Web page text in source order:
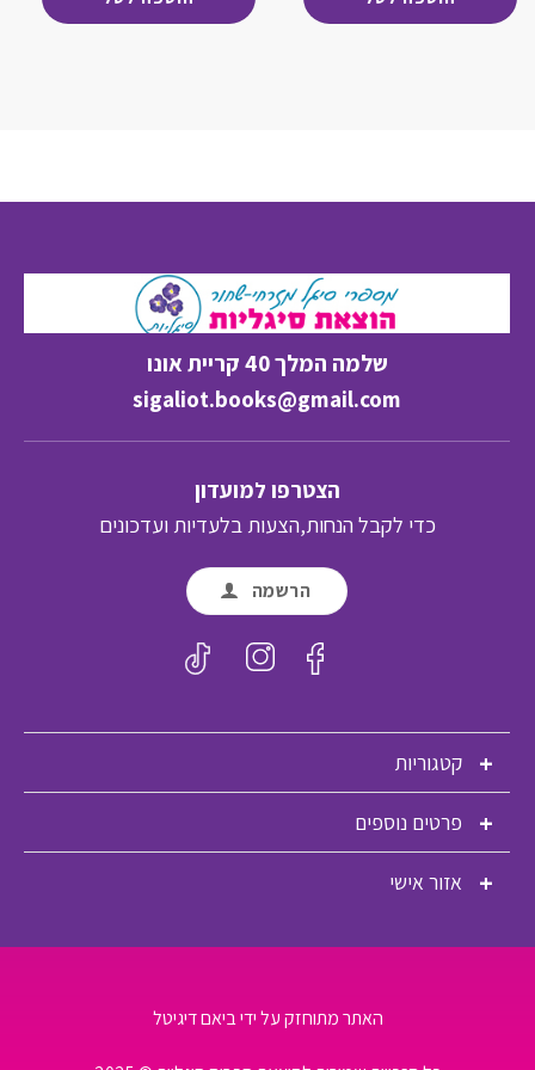
שלמה המלך 40 קריית אונו
sigaliot.books@gmail.com
הצטרפו למועדון
כדי לקבל הנחות,הצעות בלעדיות ועדכונים
הרשמה
קטגוריות
פרטים נוספים
אזור אישי
האתר מתוחזק על ידי ביאם דיגיטל